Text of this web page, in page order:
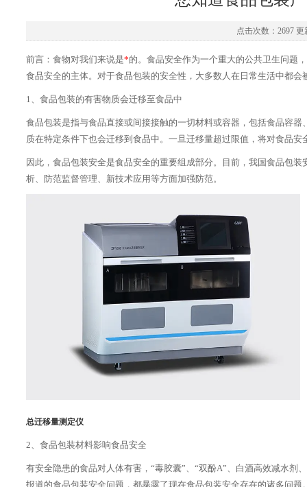
点击次数：2697 更
前言：食物对我们来说是*的。食品安全作为一个重大的公共卫生问题
食品安全的主体。对于食品包装的安全性，大多数人在日常生活中都
1、食品包装的有害物质会迁移至食品中
食品包装是指与食品直接或间接接触的一切材料或容器，包括食品容
质在特定条件下也会迁移到食品中。一旦迁移量超过限值，将对食品安
因此，食品包装安全是食品安全的重要组成部分。目前，我国食品包
析、防范监督管理、新技术应用等方面加强防范。
总迁移量测定仪
2、食品包装材料影响食品安全
有安全隐患的食品对人体有害，“毒胶囊”、“双酚A”、白酒高效减水
报道的食品包装安全问题，都暴露了现在食品包装安全存在的诸多问题